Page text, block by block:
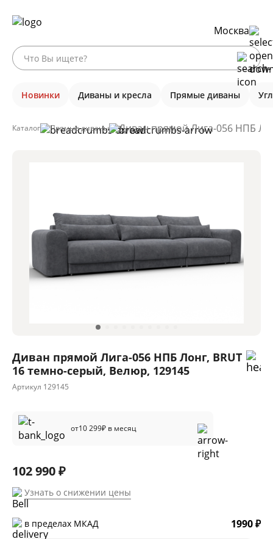
Москва
Новинки Диваны и кресла Прямые диваны
Каталог Прямые диваны Диван прямой Лига-056 НПБ
Диван прямой Лига-056 НПБ Лонг, BRUT
16 темно-серый, Велюр, 129145
Артикул 129145
от10 299₽ в месяц
102 990 ₽
Узнать о снижении цены
в пределах МКАД 1990 ₽